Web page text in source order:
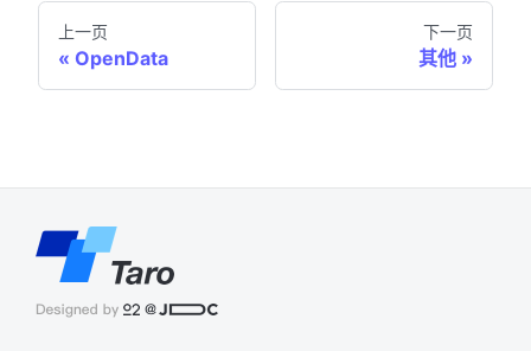
上一页
OpenData
下一页
其他